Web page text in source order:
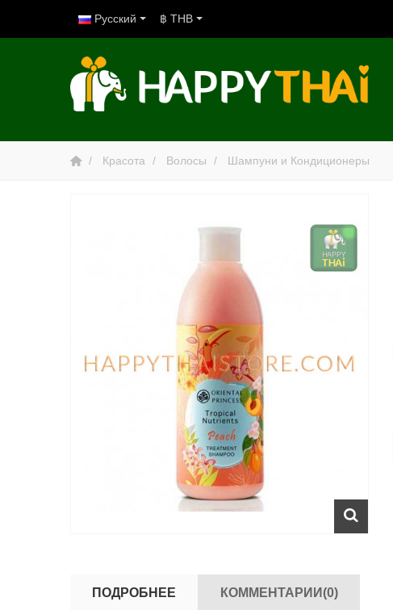
Русский ฿ THB
Красота Волосы Шампуни и Кондиционеры
ПОДРОБНЕЕ КОММЕНТАРИИ(0)